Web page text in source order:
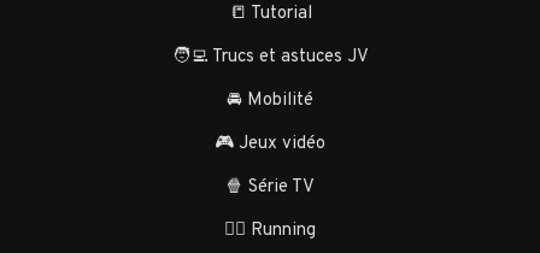
📒 Tutorial
🧑‍💻 Trucs et astuces JV
🚘 Mobilité
🎮 Jeux vidéo
🍿 Série TV
🏃‍♂️ Running